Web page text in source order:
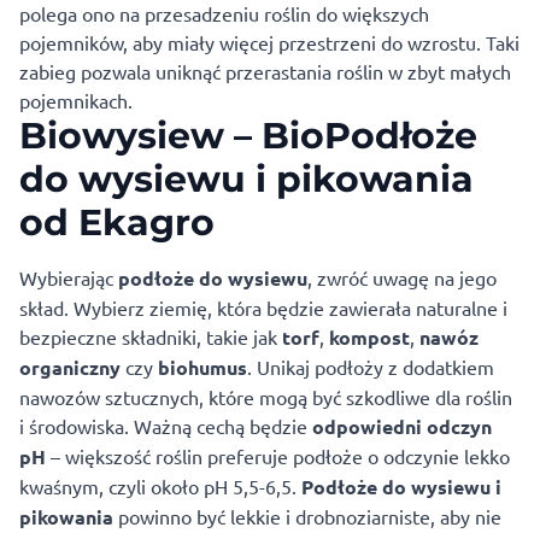
polega ono na przesadzeniu roślin do większych
pojemników, aby miały więcej przestrzeni do wzrostu. Taki
zabieg pozwala uniknąć przerastania roślin w zbyt małych
pojemnikach.
Biowysiew – BioPodłoże
do wysiewu i pikowania
od Ekagro
Wybierając podłoże do wysiewu, zwróć uwagę na jego
skład. Wybierz ziemię, która będzie zawierała naturalne i
bezpieczne składniki, takie jak torf, kompost, nawóz
organiczny czy biohumus. Unikaj podłoży z dodatkiem
nawozów sztucznych, które mogą być szkodliwe dla roślin
i środowiska. Ważną cechą będzie odpowiedni odczyn
pH – większość roślin preferuje podłoże o odczynie lekko
kwaśnym, czyli około pH 5,5-6,5. Podłoże do wysiewu i
pikowania powinno być lekkie i drobnoziarniste, aby nie